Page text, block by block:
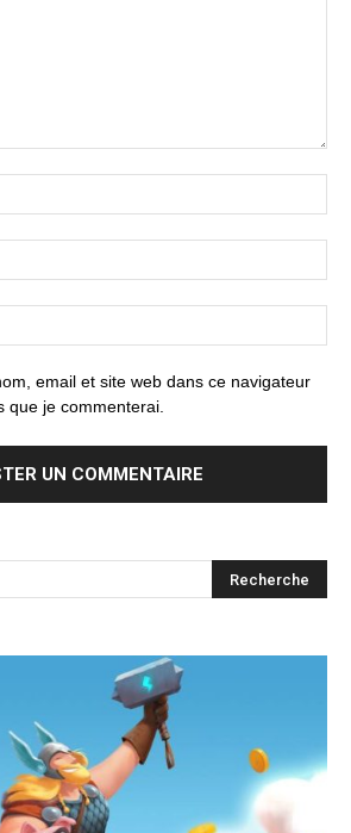
email et site web dans ce navigateur
que je commenterai.